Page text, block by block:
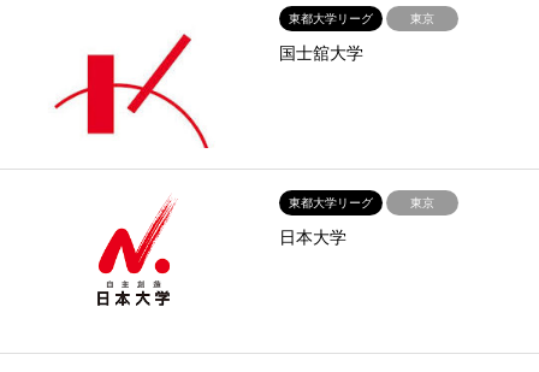
東都大学リーグ 東京
国士舘大学
東都大学リーグ 東京
日本大学